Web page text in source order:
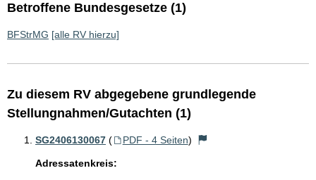
Betroffene Bundesgesetze (1)
BFStrMG [alle RV hierzu]
Zu diesem RV abgegebene grundlegende
Stellungnahmen/Gutachten (1)
SG2406130067 ( PDF - 4 Seiten)
Adressatenkreis: